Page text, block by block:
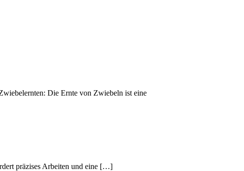
Die Ernte von Zwiebeln ist eine
präzises Arbeiten und eine […]